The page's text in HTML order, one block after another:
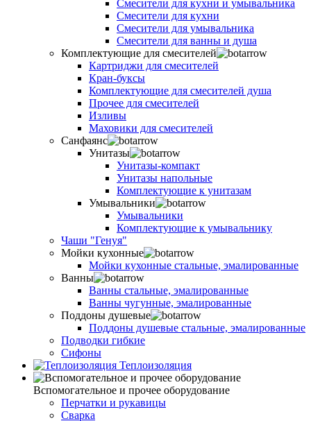
Смесители для кухни и умывальника
Смесители для кухни
Смесители для умывальника
Смесители для ванны и душа
Комплектующие для смесителей
Картриджи для смесителей
Кран-буксы
Комплектующие для смесителей душа
Прочее для смесителей
Изливы
Маховики для смесителей
Санфаянс
Унитазы
Унитазы-компакт
Унитазы напольные
Комплектующие к унитазам
Умывальники
Умывальники
Комплектующие к умывальнику
Чаши "Генуя"
Мойки кухонные
Мойки кухонные стальные, эмалированные
Ванны
Ванны стальные, эмалированные
Ванны чугунные, эмалированные
Поддоны душевые
Поддоны душевые стальные, эмалированные
Подводки гибкие
Сифоны
Теплоизоляция
Вспомогательное и прочее оборудование
Перчатки и рукавицы
Сварка